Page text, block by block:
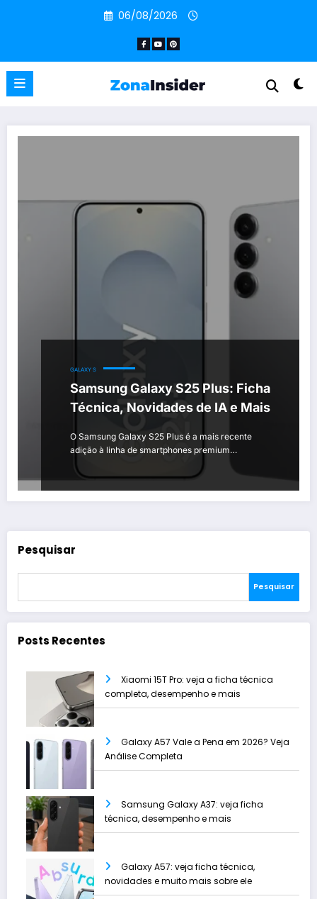
06/08/2026
GALAXY S
Samsung Galaxy S25 Plus: Ficha
Técnica, Novidades de IA e Mais
O Samsung Galaxy S25 Plus é a mais recente
adição à linha de smartphones premium…
Pesquisar
Pesquisar
Posts Recentes
Xiaomi 15T Pro: veja a ficha técnica
completa, desempenho e mais
Galaxy A57 Vale a Pena em 2026? Veja
Análise Completa
Samsung Galaxy A37: veja ficha
técnica, desempenho e mais
Galaxy A57: veja ficha técnica,
novidades e muito mais sobre ele